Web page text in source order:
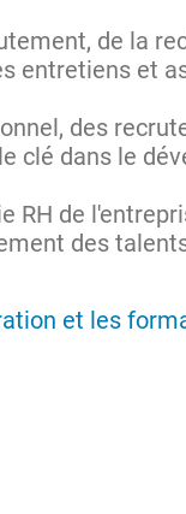
de la
entretiens et
des
clé dans le
RH de
des
et les